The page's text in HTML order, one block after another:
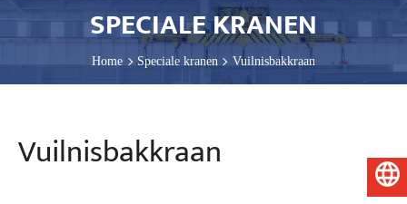
SPECIALE KRANEN
Home Speciale kranen Vuilnisbakkraan
Vuilnisbakkraan Nederlands